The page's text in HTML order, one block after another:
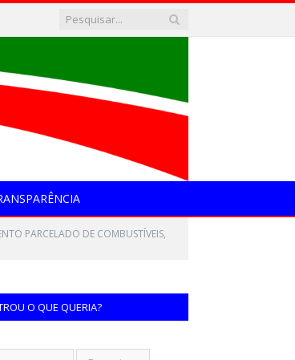
PARCELADO DE COMBUSTÍVEIS,
O QUE QUERIA?